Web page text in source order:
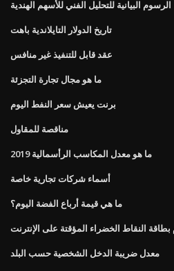
الرسوم البيانية للتحليل الفني للأسهم الهندية
تاريخ الدولار التايلاندية باهت
عقد قابل للتنفيذ غير منافس
ما هو مجال تجارة التجزئة
برنت يعيش سعر النفط اليوم
مناقصة للمقاول
ما هو معدل المكاسب الرأسمالية 2019
أسماء شركات تجارية خاصة
ما هي قيمة أرباع الفضة اليوم؟
النقاط الخضراء المؤقتة على الإنترنت
معدل ضريبة الدخل الشخصية حسب البلد